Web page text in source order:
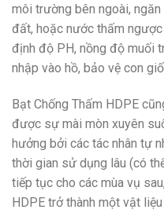
môi trường bên ngoài,
đất, hoặc nước thấm
định độ PH, nồng độ muối
nhập vào hồ, bảo vệ con
Bạt Chống Thấm HDPE
được sự mài mòn xuyên
hưởng bởi các tác nhân tự
thời gian sử dụng lâu (có
tiếp tục cho các mùa vụ
HDPE trở thành một vật